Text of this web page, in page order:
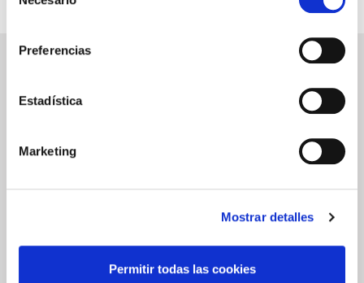
Preferencias
Estadística
Marketing
Mostrar detalles
Permitir todas las cookies
Déjanos tu email y recibirás promociones y las últimas novedades en
SERVICIOS ASPECTOS
LEGALES